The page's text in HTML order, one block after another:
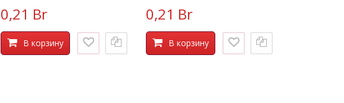
0,21 Br
В корзину
0,21 Br
В корзину